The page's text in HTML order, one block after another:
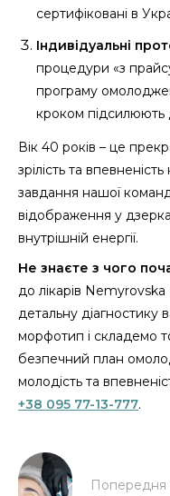
сертифіковані в
Індивідуальні
процедури «з
програму
кроком підсилюють
Вік 40 років – це
зрілість та
завдання нашої
відображення у
внутрішній енергії.
Не знаєте з чого
до лікарів
детальну діагностику
морфотип і складемо
безпечний план
молодість та
+38 095 77-13-777.
Попередня